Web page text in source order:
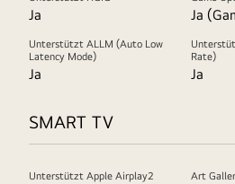
Ja Ja
Unterstützt ALLM (Auto Low
Latency Mode)
Ja
Rate)
Ja
SMART TV
Unterstützt Apple Airplay2 Art